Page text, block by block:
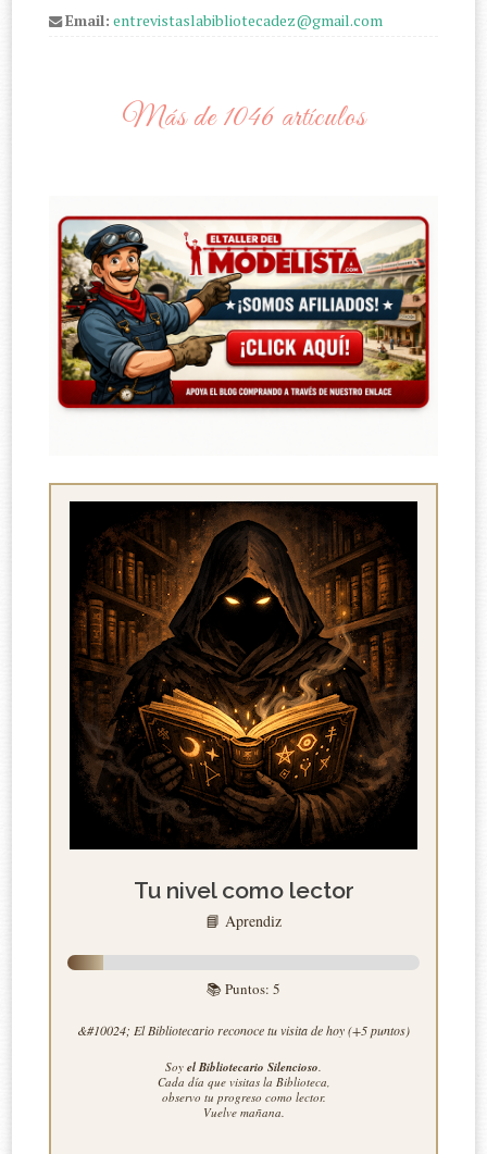
Email: entrevistaslabibliotecadez@gmail.com
Más de 1046 artículos
Tu nivel como lector
📘 Aprendiz
📚 Puntos: 5
&#10024; El Bibliotecario reconoce tu visita de hoy (+5 puntos)
Soy el Bibliotecario Silencioso.
Cada día que visitas la Biblioteca,
observo tu progreso como lector.
Vuelve mañana.